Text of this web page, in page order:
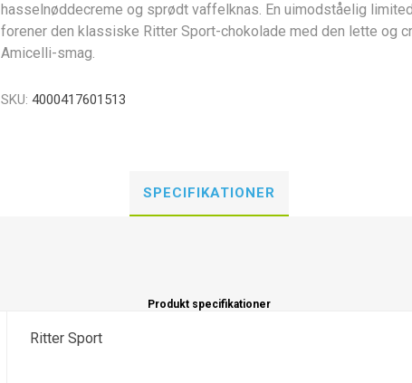
hasselnøddecreme og sprødt vaffelknas. En uimodståelig
forener den klassiske Ritter Sport-chokolade med den lette og
Amicelli-smag.
SKU: 4000417601513
SPECIFIKATIONER
Produkt specifikationer
Ritter Sport